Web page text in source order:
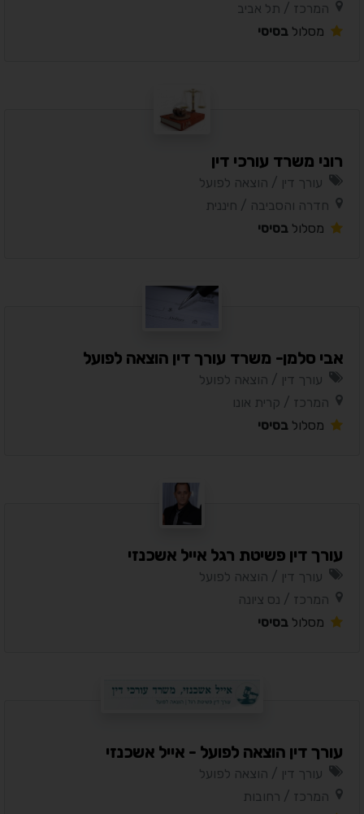
המרכז / תל אביב
מסלול בסיסי
רוני משרד עורכי דין
עורך דין / הוצאה לפועל
חדרה והסביבה / חיננית
מסלול בסיסי
אבי סלמן- משרד עורך דין הוצאה לפועל
עורך דין / הוצאה לפועל
המרכז / קרית אונו
מסלול בסיסי
עורך דין פשיטת רגל אייל אשכנזי
עורך דין / הוצאה לפועל
המרכז / נס ציונה
מסלול בסיסי
עורך דין הוצאה לפועל - אייל אשכנזי
עורך דין / הוצאה לפועל
המרכז / רחובות